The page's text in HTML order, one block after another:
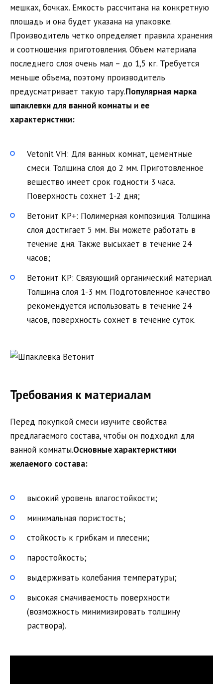
мешках, бочках. Емкость рассчитана на конкретную
площадь и она будет указана на упаковке.
Производитель четко определяет правила хранения
и соотношения приготовления. Объем материала
последнего слоя очень мал – до 1,5 кг. Требуется
меньше объема, поэтому производитель
предусматривает такую ​​тару.Популярная марка
шпаклевки для ванной комнаты и ее
характеристики:
Vetonit VH: Для ванных комнат, цементные
смеси. Толщина слоя до 2 мм. Приготовленное
вещество имеет срок годности 3 часа.
Поверхность сохнет 1-2 дня;
Ветонит КР+: Полимерная композиция. Толщина
слоя достигает 5 мм. Вы можете работать в
течение дня. Также высыхает в течение 24
часов;
Ветонит КР: Связующий органический материал.
Толщина слоя 1-3 мм. Подготовленное качество
рекомендуется использовать в течение 24
часов, поверхность сохнет в течение суток.
Требования к материалам
Перед покупкой смеси изучите свойства
предлагаемого состава, чтобы он подходил для
ванной комнаты.Основные характеристики
желаемого состава:
высокий уровень влагостойкости;
минимальная пористость;
стойкость к грибкам и плесени;
паростойкость;
выдерживать колебания температуры;
высокая смачиваемость поверхности
(возможность минимизировать толщину
раствора).